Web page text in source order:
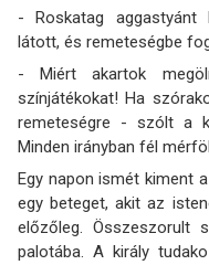
- Roskatag aggastyánt
látott, és remeteségbe
- Miért akartok
színjátékokat! Ha
remeteségre - szólt a
Minden irányban fél
Egy napon ismét kiment
egy beteget, akit az
előzőleg. Összeszorult
palotába. A király